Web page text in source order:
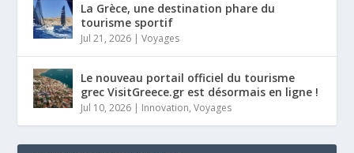
La Grèce, une destination phare du
tourisme sportif
Jul 21, 2026 |Voyages
Le nouveau portail officiel du tourisme
grec VisitGreece.gr est désormais en ligne !
Jul 10, 2026 | Innovation,Voyages